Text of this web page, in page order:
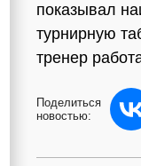
показывал
турнирную
тренер
Поделиться
новостью: